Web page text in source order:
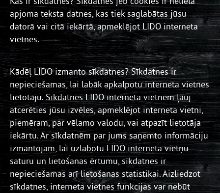
apjoma teksta datnes, kas tiek saglabātas jūsu
datorā vai citā iekārtā, apmeklējot LIDO interneta
vietnes.
Kādēļ LIDO izmanto sīkdatnes? Sīkdatnes ir
nepieciešamas, lai labāk apkalpotu interneta vietnes
lietotāju. Sīkdatnes LIDO interneta vietnēm ļauj
atcerēties jūsu izvēles, apmeklējot interneta vietni,
piemēram, par vēlamo valodu, vai atpazīt lietotāja
iekārtu. Ar sīkdatnēm par jums saņemto informāciju
izmantojam, lai uzlabotu LIDO interneta vietņu
saturu un lietošanas ērtumu, sīkdatnes ir
nepieciešamas arī lietošanas statistikai. Aizliedzot
sīkdatnes, interneta vietnes funkcijas var nebūt